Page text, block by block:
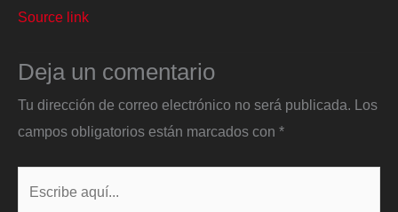
Source link
Deja un comentario
Tu dirección de correo electrónico no será publicada. Los
campos obligatorios están marcados con *